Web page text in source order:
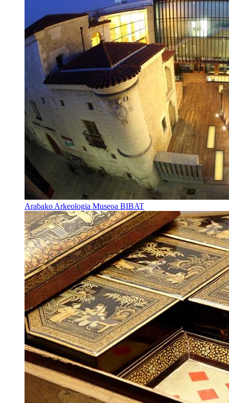
Arabako Arkeologia Museoa BIBAT